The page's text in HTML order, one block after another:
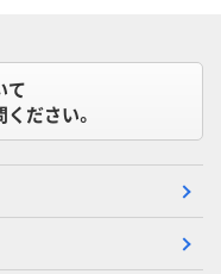
て
ださい。